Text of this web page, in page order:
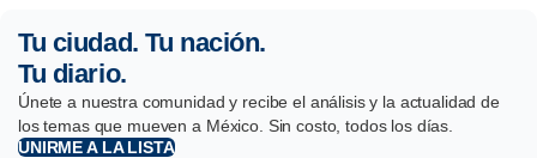
Tu ciudad. Tu nación.
Tu diario.
Únete a nuestra comunidad y recibe el análisis y la actualidad de
los temas que mueven a México. Sin costo, todos los días.
UNIRME A LA LISTA